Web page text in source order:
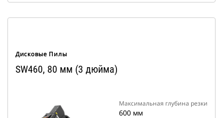
Дисковые Пилы
SW460, 80 мм (3 дюйма)
Максимальная глубина резки
600 мм